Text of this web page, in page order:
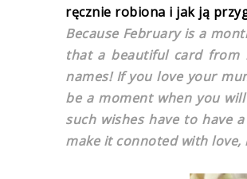
ręcznie robiona i jak ją
Because February is a
that a beautiful card from
names! If you love your
be a moment when you
such wishes have to have
make it connoted with